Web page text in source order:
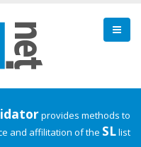
provides methods to
and affilitation of the SLlist